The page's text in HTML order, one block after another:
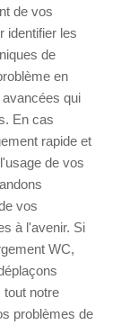
de vos
identifier les
de
en
qui
En cas
rapide et
de vos
vos
à l'avenir. Si
WC,
tout notre
problèmes de